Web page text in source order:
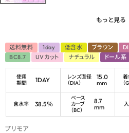
もっと見る
送料無料 1day 低含水 ブラウン
BC8.7
UVカット ナチュラル ドール系
使用
期間
1DAY
レンズ直径
（DIA）
15.0
mm
（
含水率 38.5％
ベース
カーブ
（BC）
8.7
mm
プリモア